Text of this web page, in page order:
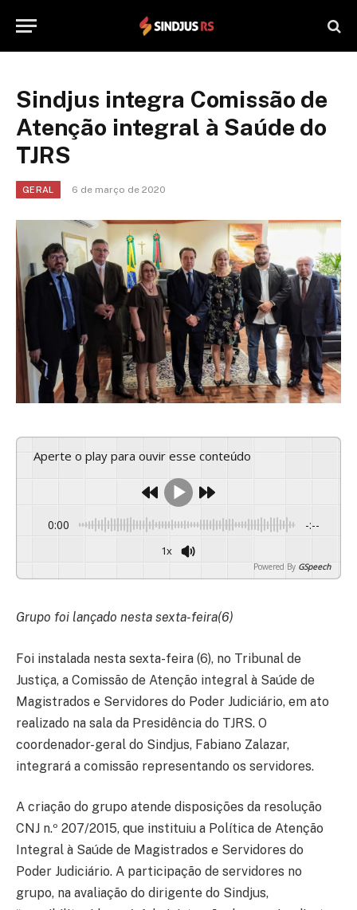
Sindjus integra Comissão de
Atenção integral à Saúde do
TJRS
GERAL 6 de março de 2020
Aperte o play para ouvir esse conteúdo
0:00 -:--
1x
Powered By GSpeech
Grupo foi lançado nesta sexta-feira(6)
Foi instalada nesta sexta-feira (6), no Tribunal de
Justiça, a Comissão de Atenção integral à Saúde de
Magistrados e Servidores do Poder Judiciário, em ato
realizado na sala da Presidência do TJRS. O
coordenador-geral do Sindjus, Fabiano Zalazar,
integrará a comissão representando os servidores.
A criação do grupo atende disposições da resolução
CNJ n.º 207/2015, que instituiu a Política de Atenção
Integral à Saúde de Magistrados e Servidores do
Poder Judiciário. A participação de servidores no
grupo, na avaliação do dirigente do Sindjus,